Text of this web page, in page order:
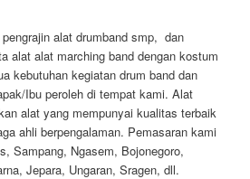
alat drumband smp, dan
alat alat marching band dengan kostum
kebutuhan kegiatan drum band dan
Ibu peroleh di tempat kami. Alat
alat yang mempunyai kualitas terbaik
ahli berpengalaman. Pemasaran kami
Sampang, Ngasem, Bojonegoro,
Jepara, Ungaran, Sragen, dll.